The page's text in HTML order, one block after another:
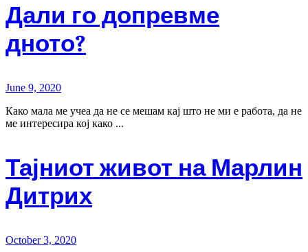
Дали го допревме
дното?
June 9, 2020
Како мала ме учеа да не се мешам кај што не ми е работа, да не
ме интересира кој како ...
Тајниот живот на Марлин
Дитрих
October 3, 2020